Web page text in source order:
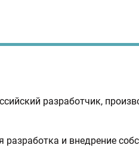
разработчик,
и внедрение